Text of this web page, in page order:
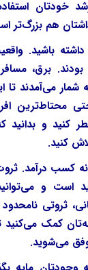
خودتان
هم بزرگ‌تر
باشید.
برق،
شمار می‌آمدند
محتاط‌ترین
کنید و
کنید.
کسب درآمد.
است و می‌توانید
ثروتی
کمک
می‌شوید.